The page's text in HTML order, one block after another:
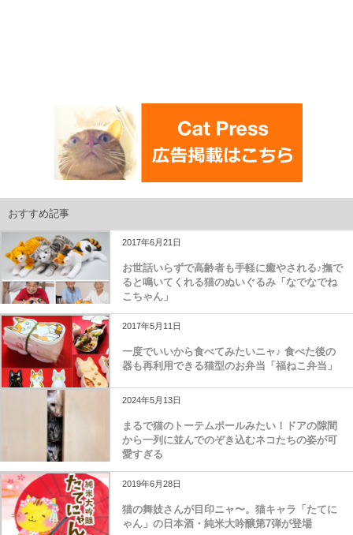
おすすめ記事
2017年6月21日
お世話いらずで高齢者も手軽に癒やされる♪撫で
ると鳴いてくれる猫のぬいぐるみ「なでなでね
こちゃん」
2017年5月11日
一度でいいから食べてみたいニャ♪ 食べた後の
器も再利用できる猫型のお弁当「福ねこ弁当」
2024年5月13日
まるで猫のトーテムポールみたい！ドアの隙間
から一列に並んでのぞき込むネコたちの姿が可
愛すぎる
2019年6月28日
猫の舞妓さんが目印ニャ〜。猫キャラ「たてに
ゃん」の日本酒・純米大吟醸第7弾が登場